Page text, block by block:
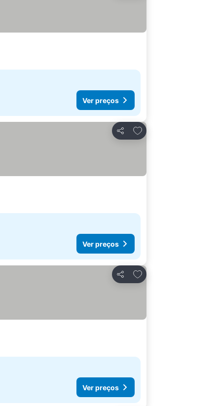
Ver preços
Partilhar
Adicionar aos favoritos
Ver preços
Partilhar
Adicionar aos favoritos
Ver preços